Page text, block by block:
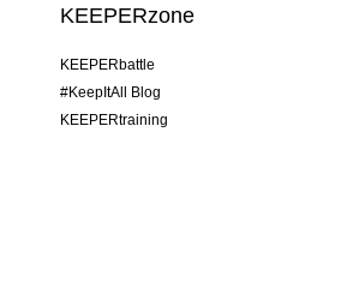
KEEPERzone
KEEPERbattle
#KeepItAll Blog
KEEPERtraining